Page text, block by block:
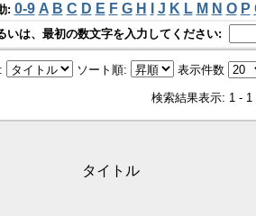
: 0-9 A B C D E F G H J K L M N O P
いは、最初の数文字を入力してください:
ソート順: 表示件数
検索結果表示: 1 - 1
タイトル